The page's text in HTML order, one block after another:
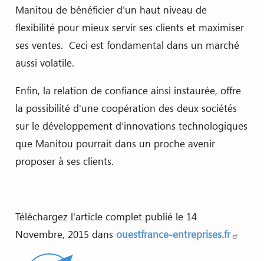
Manitou de bénéficier d'un haut niveau de
flexibilité pour mieux servir ses clients et maximiser
ses ventes. Ceci est fondamental dans un marché
aussi volatile.
Enfin, la relation de confiance ainsi instaurée, offre
la possibilité d'une coopération des deux sociétés
sur le développement d'innovations technologiques
que Manitou pourrait dans un proche avenir
proposer à ses clients.
Téléchargez l'article complet publié le 14
Novembre, 2015 dans ouestfrance-entreprises.fr